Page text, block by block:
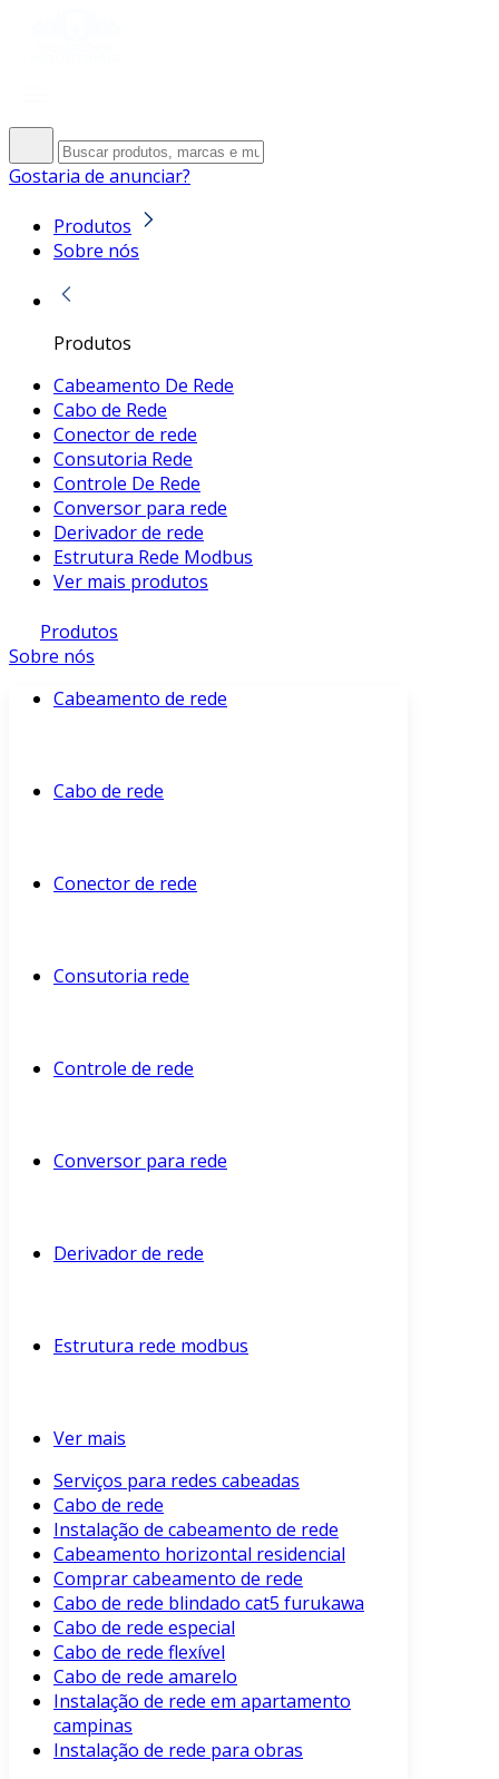
Gostaria de anunciar?
Produtos
Sobre nós
Produtos
Cabeamento De Rede
Cabo de Rede
Conector de rede
Consutoria Rede
Controle De Rede
Conversor para rede
Derivador de rede
Estrutura Rede Modbus
Ver mais produtos
Produtos
Sobre nós
Cabeamento de rede
Cabo de rede
Conector de rede
Consutoria rede
Controle de rede
Conversor para rede
Derivador de rede
Estrutura rede modbus
Ver mais
Serviços para redes cabeadas
Cabo de rede
Instalação de cabeamento de rede
Cabeamento horizontal residencial
Comprar cabeamento de rede
Cabo de rede blindado cat5 furukawa
Cabo de rede especial
Cabo de rede flexível
Cabo de rede amarelo
Instalação de rede em apartamento
campinas
Instalação de rede para obras